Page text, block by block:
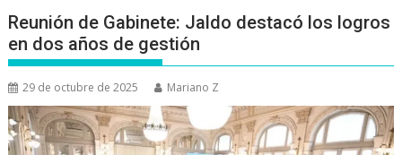
Reunión de Gabinete: Jaldo destacó los logros
en dos años de gestión
29 de octubre de 2025 Mariano Z